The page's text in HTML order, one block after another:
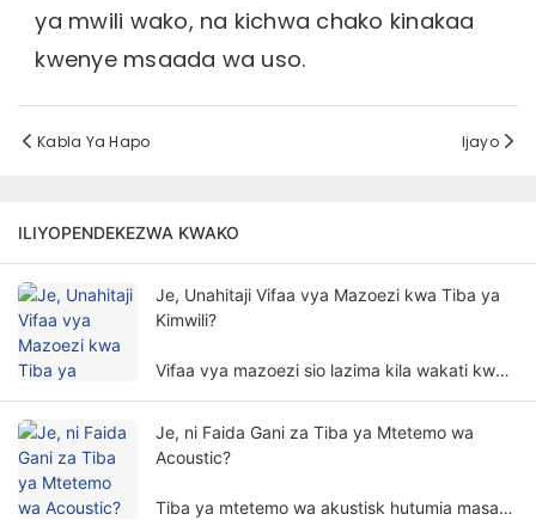
ya mwili wako, na kichwa chako kinakaa
kwenye msaada wa uso.
Kabla Ya Hapo Ijayo
ILIYOPENDEKEZWA KWAKO
Je, Unahitaji Vifaa vya Mazoezi kwa Tiba ya
Kimwili?
Vifaa vya mazoezi sio lazima kila wakati kwa
vipimo.
Je, ni Faida Gani za Tiba ya Mtetemo wa
Acoustic?
Tiba ya mtetemo wa akustisk hutumia masafa